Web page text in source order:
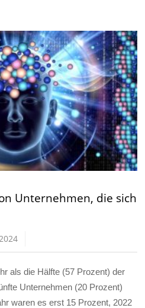
Unternehmen, die sich
als die Hälfte (57 Prozent) der
Unternehmen (20 Prozent)
waren es erst 15 Prozent, 2022